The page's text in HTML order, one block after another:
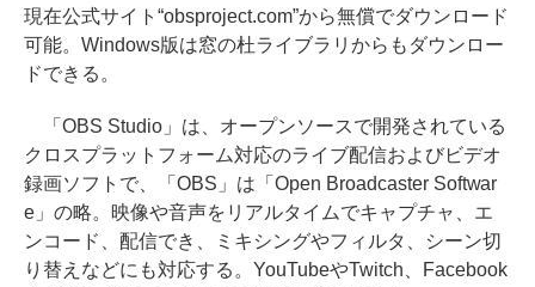
現在公式サイト“obsproject.com”から無償でダウンロード
可能。Windows版は窓の杜ライブラリからもダウンロー
ドできる。
「OBS Studio」は、オープンソースで開発されている
クロスプラットフォーム対応のライブ配信およびビデオ
録画ソフトで、「OBS」は「Open Broadcaster Softwar
e」の略。映像や音声をリアルタイムでキャプチャ、エ
ンコード、配信でき、ミキシングやフィルタ、シーン切
り替えなどにも対応する。YouTubeやTwitch、Facebook